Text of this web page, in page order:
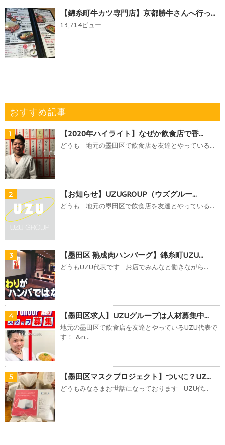
【錦糸町牛カツ専門店】京都勝牛さんへ行っ...
13,714ビュー
おすすめ記事
1 【2020年ハイライト】なぜか飲食店で香...
どうも 地元の墨田区で飲食店を友達とやっている...
2 【お知らせ】UZUGROUP（ウズグルー...
どうも 地元の墨田区で飲食店を友達とやっている...
3 【墨田区 熟成肉ハンバーグ】錦糸町UZU...
どうもUZU代表です お店でみんなと働きながら...
4 【墨田区求人】UZUグループは人材募集中...
地元の墨田区で飲食店を友達とやっているUZU代表で
す！ &n...
5 【墨田区マスクプロジェクト】ついに？UZ...
どうもみなさまお世話になっております UZU代...